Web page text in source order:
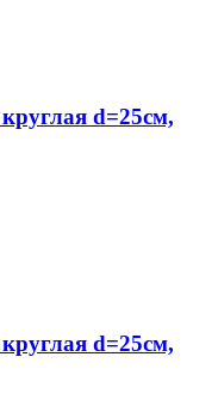
d=25см,
d=25см,